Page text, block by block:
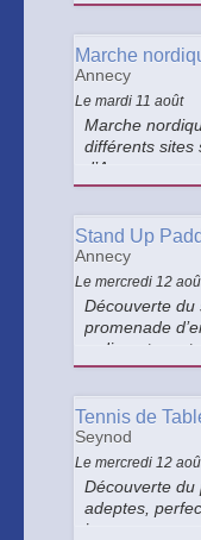
l’endurance.
Marche
Annecy
Le mardi 11 août
Marche
différents sites
d’Annecy.
Stand Up
Annecy
Le mercredi 12
Découverte du
promenade
rudiments en
Tennis de
Seynod
Le mercredi 12
Découverte du
adeptes,
joueurs.